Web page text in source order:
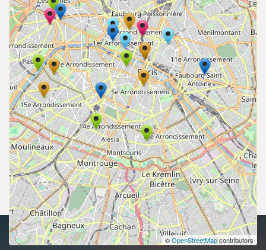
©OpenStreetMapcontributors
droits d'auteur 2026 | Tous les droits sont réservés.